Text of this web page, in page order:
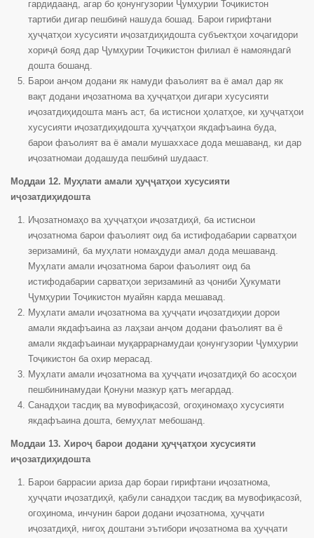
гардидаанд, агар бо қонунгузории Ҷумҳурии Тоҷикистон
тартиби дигар пешбинӣ нашуда бошад. Барои гирифтани
ҳуҷҷатҳои хусусияти иҷозатдиҳидошта субъектҳои хоҷагидори
хориҷӣ бояд дар Ҷумҳурии Тоҷикистон филиал ё намояндагӣ
дошта бошанд.
Барои анҷом додани як намуди фаъолият ва ё амал дар як
вақт додани иҷозатнома ва ҳуҷҷатҳои дигари хусусияти
иҷозатдиҳидошта манъ аст, ба истиснои ҳолатҳое, ки ҳуҷҷатҳои
хусусияти иҷозатдиҳидошта ҳуҷҷатҳои якдафъаина буда,
барои фаъолият ва ё амали мушаххасе дода мешаванд, ки дар
иҷозатномаи додашуда пешбинӣ шудааст.
Моддаи 12. Муҳлати амали ҳуҷҷатҳои хусусияти
иҷозатдиҳидошта
Иҷозатномаҳо ва ҳуҷҷатҳои иҷозатдиҳӣ, ба истиснои
иҷозатнома барои фаъолият оид ба истифодабарии сарватҳои
зеризаминӣ, ба муҳлати номаҳдуди амал дода мешаванд.
Муҳлати амали иҷозатнома барои фаъолият оид ба
истифодабарии сарватҳои зеризаминӣ аз ҷониби Ҳукумати
Ҷумҳурии Тоҷикистон муайян карда мешавад.
Муҳлати амали иҷозатнома ва ҳуҷҷати иҷозатдиҳии дорои
амали якдафъаина аз лаҳзаи анҷом додани фаъолият ва ё
амали якдафъаинаи муқаррарнамудаи қонунгузории Ҷумҳурии
Тоҷикистон ба охир мерасад.
Муҳлати амали иҷозатнома ва ҳуҷҷати иҷозатдиҳӣ бо асосҳои
пешбининамудаи Қонуни мазкур қатъ мегардад.
Санадҳои тасдиқ ва мувофиқасозӣ, огоҳиномаҳо хусусияти
якдафъаина дошта, бемуҳлат мебошанд.
Моддаи 13. Хироҷ барои додани ҳуҷҷатҳои хусусияти
иҷозатдиҳидошта
Барои баррасии ариза дар бораи гирифтани иҷозатнома,
ҳуҷҷати иҷозатдиҳӣ, қабули санадҳои тасдиқ ва мувофиқасозӣ,
огоҳинома, инчунин барои додани иҷозатнома, ҳуҷҷати
иҷозатдиҳӣ, нигоҳ доштани эътибори иҷозатнома ва ҳуҷҷати